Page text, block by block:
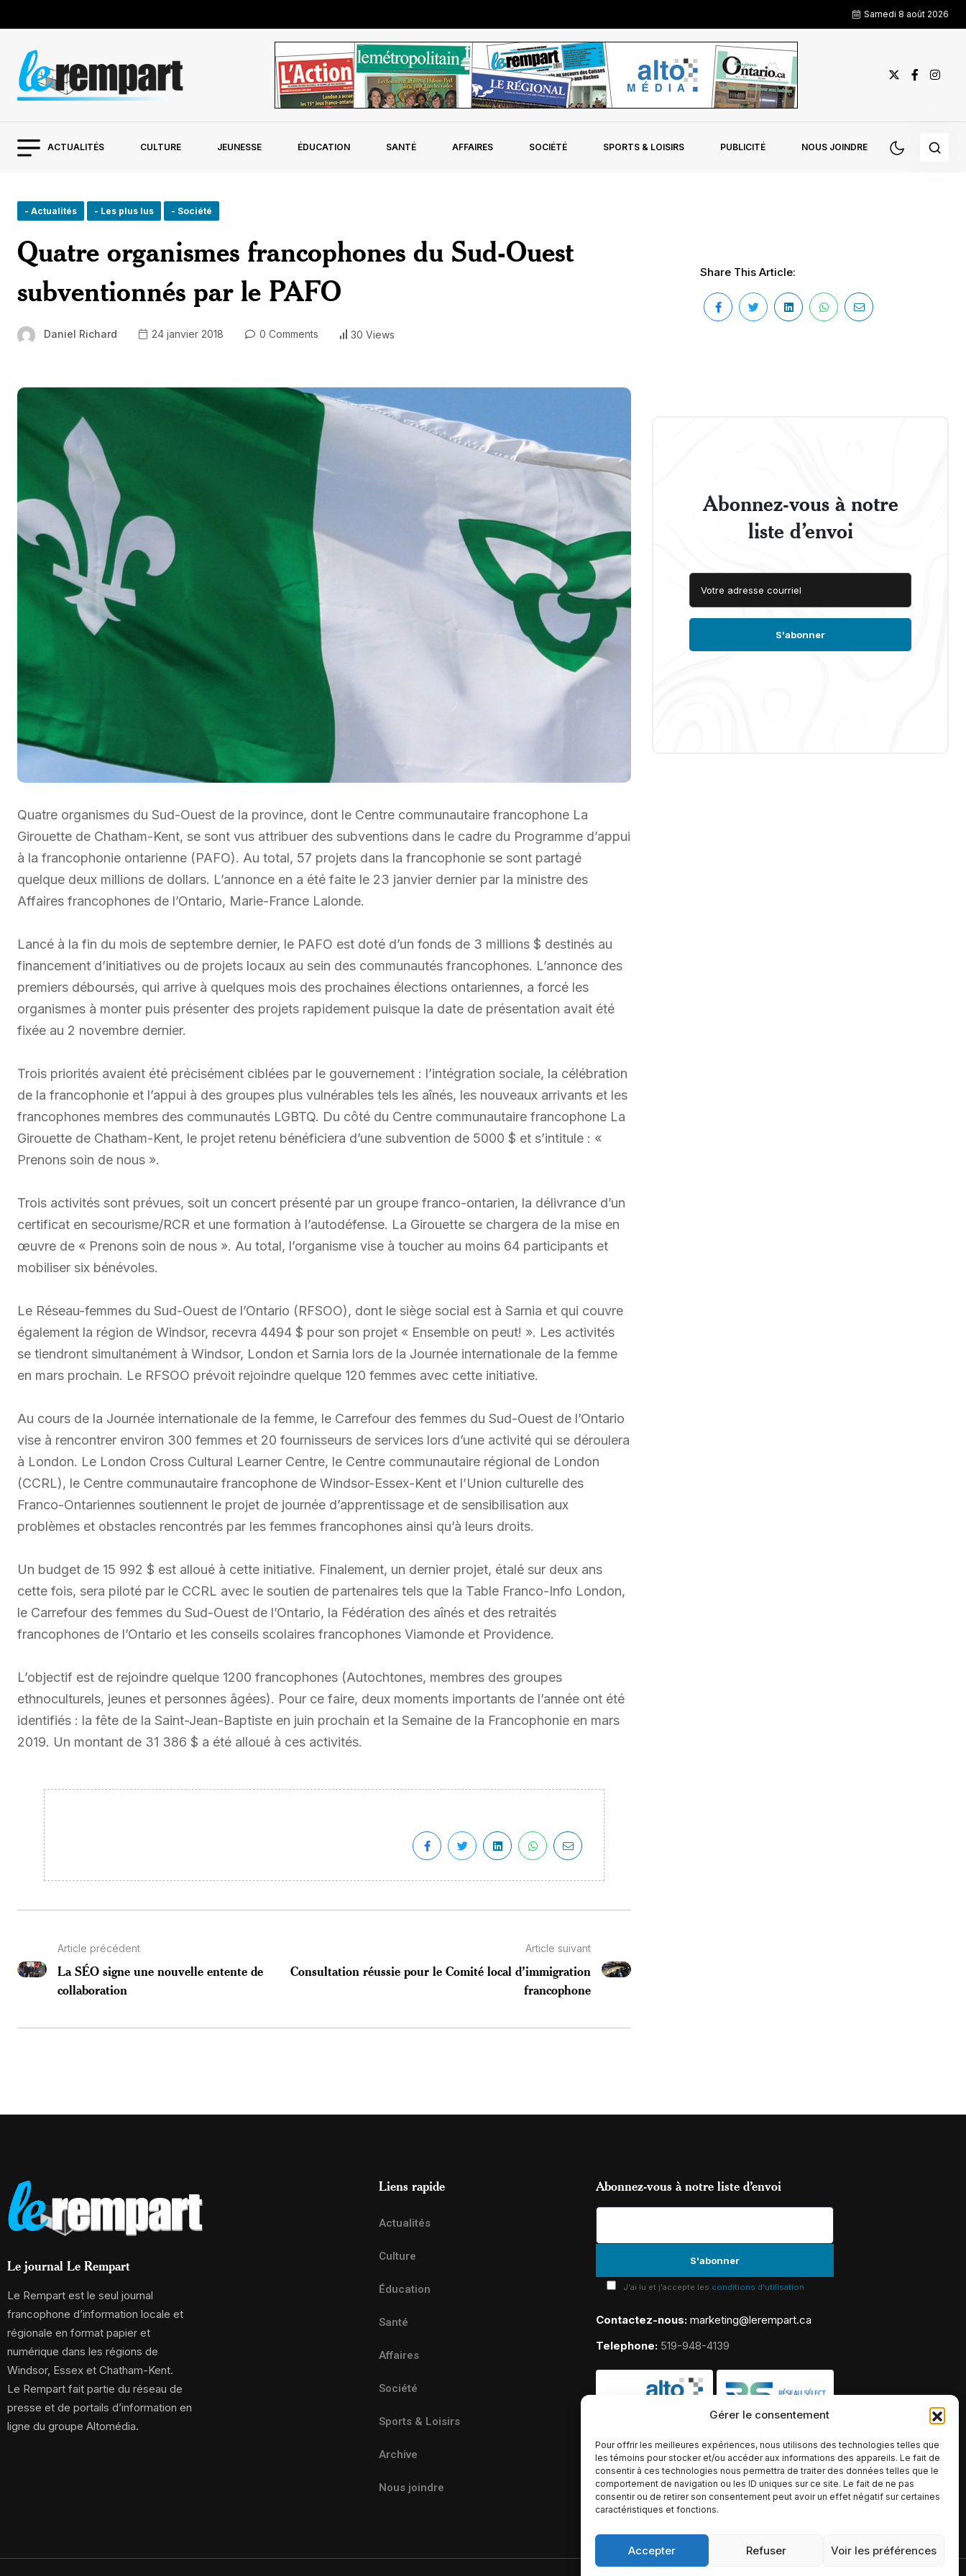
Gérer le consentement
Pour offrir les meilleures expériences, nous utilisons des technologies telles que
les témoins pour stocker et/ou accéder aux informations des appareils. Le fait de
consentir à ces technologies nous permettra de traiter des données telles que le
comportement de navigation ou les ID uniques sur ce site. Le fait de ne pas
consentir ou de retirer son consentement peut avoir un effet négatif sur certaines
caractéristiques et fonctions.
Accepter Refuser Voir les préférences
Samedi 8 août 2026
ACTUALITÉS CULTURE JEUNESSE ÉDUCATION SANTÉ AFFAIRES SOCIÉTÉ SPORTS & LOISIRS PUBLICITÉ NOUS JOINDRE
- Actualités - Les plus lus - Société
Quatre organismes francophones du Sud-Ouest
subventionnés par le PAFO
Daniel Richard 24 janvier 2018 0 Comments 30 Views
Share This Article:
Quatre organismes du Sud-Ouest de la province, dont le Centre communautaire francophone La
Girouette de Chatham-Kent, se sont vus attribuer des subventions dans le cadre du Programme d’appui
à la francophonie ontarienne (PAFO). Au total, 57 projets dans la francophonie se sont partagé
quelque deux millions de dollars. L’annonce en a été faite le 23 janvier dernier par la ministre des
Affaires francophones de l’Ontario, Marie-France Lalonde.
Lancé à la fin du mois de septembre dernier, le PAFO est doté d’un fonds de 3 millions $ destinés au
financement d’initiatives ou de projets locaux au sein des communautés francophones. L’annonce des
premiers déboursés, qui arrive à quelques mois des prochaines élections ontariennes, a forcé les
organismes à monter puis présenter des projets rapidement puisque la date de présentation avait été
fixée au 2 novembre dernier.
Trois priorités avaient été précisément ciblées par le gouvernement : l’intégration sociale, la célébration
de la francophonie et l’appui à des groupes plus vulnérables tels les aînés, les nouveaux arrivants et les
francophones membres des communautés LGBTQ. Du côté du Centre communautaire francophone La
Girouette de Chatham-Kent, le projet retenu bénéficiera d’une subvention de 5000 $ et s’intitule : «
Prenons soin de nous ».
Trois activités sont prévues, soit un concert présenté par un groupe franco-ontarien, la délivrance d’un
certificat en secourisme/RCR et une formation à l’autodéfense. La Girouette se chargera de la mise en
œuvre de « Prenons soin de nous ». Au total, l’organisme vise à toucher au moins 64 participants et
mobiliser six bénévoles.
Le Réseau-femmes du Sud-Ouest de l’Ontario (RFSOO), dont le siège social est à Sarnia et qui couvre
également la région de Windsor, recevra 4494 $ pour son projet « Ensemble on peut! ». Les activités
se tiendront simultanément à Windsor, London et Sarnia lors de la Journée internationale de la femme
en mars prochain. Le RFSOO prévoit rejoindre quelque 120 femmes avec cette initiative.
Au cours de la Journée internationale de la femme, le Carrefour des femmes du Sud-Ouest de l’Ontario
vise à rencontrer environ 300 femmes et 20 fournisseurs de services lors d’une activité qui se déroulera
à London. Le London Cross Cultural Learner Centre, le Centre communautaire régional de London
(CCRL), le Centre communautaire francophone de Windsor-Essex-Kent et l’Union culturelle des
Franco-Ontariennes soutiennent le projet de journée d’apprentissage et de sensibilisation aux
problèmes et obstacles rencontrés par les femmes francophones ainsi qu’à leurs droits.
Un budget de 15 992 $ est alloué à cette initiative. Finalement, un dernier projet, étalé sur deux ans
cette fois, sera piloté par le CCRL avec le soutien de partenaires tels que la Table Franco-Info London,
le Carrefour des femmes du Sud-Ouest de l’Ontario, la Fédération des aînés et des retraités
francophones de l’Ontario et les conseils scolaires francophones Viamonde et Providence.
L’objectif est de rejoindre quelque 1200 francophones (Autochtones, membres des groupes
ethnoculturels, jeunes et personnes âgées). Pour ce faire, deux moments importants de l’année ont été
identifiés : la fête de la Saint-Jean-Baptiste en juin prochain et la Semaine de la Francophonie en mars
2019. Un montant de 31 386 $ a été alloué à ces activités.
Article précédent
La SÉO signe une nouvelle entente de
collaboration
Article suivant
Consultation réussie pour le Comité local d’immigration
francophone
Abonnez-vous à notre
liste d’envoi
Le journal Le Rempart
Le Rempart est le seul journal
francophone d’information locale et
régionale en format papier et
numérique dans les régions de
Windsor, Essex et Chatham-Kent.
Le Rempart fait partie du réseau de
presse et de portails d’information en
ligne du groupe Altomédia.
Liens rapide
Actualités
Culture
Éducation
Santé
Affaires
Société
Sports & Loisirs
Archive
Nous joindre
Abonnez-vous à notre liste d’envoi
J'ai lu et j'accepte les conditions d'utilisation
Contactez-nous: marketing@lerempart.ca
Telephone: 519-948-4139